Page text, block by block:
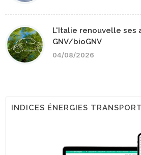
L'Italie renouvelle ses
GNV/bioGNV
04/08/2026
INDICES ÉNERGIES TRANSPORT